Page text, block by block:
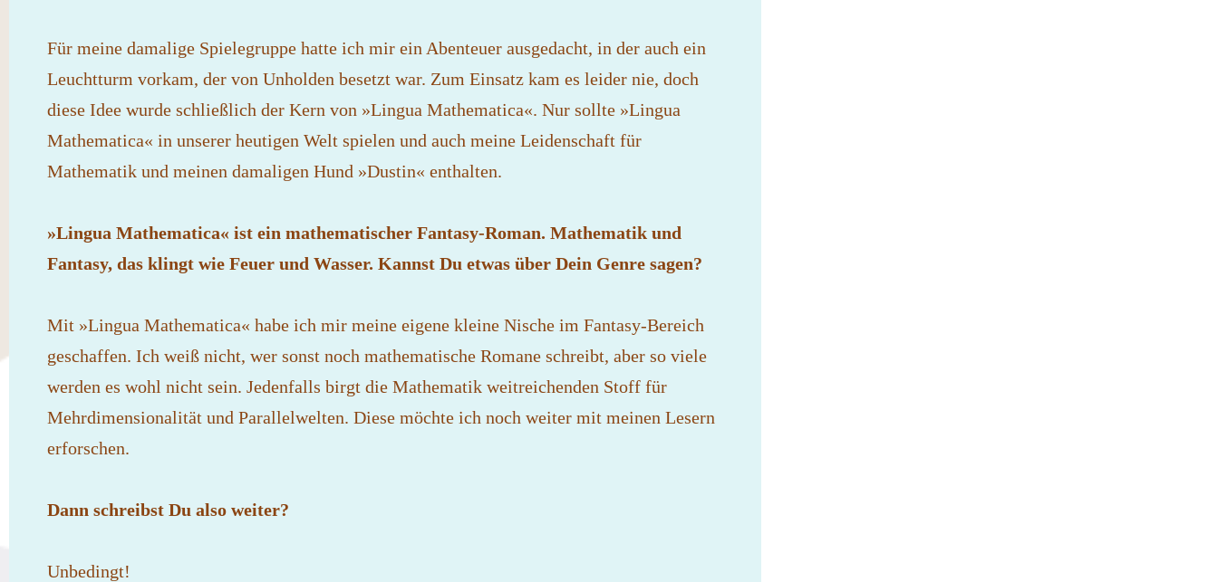
Für meine damalige Spielegruppe hatte ich mir ein Abenteuer ausgedacht, in der auch ein
Leuchtturm vorkam, der von Unholden besetzt war. Zum Einsatz kam es leider nie, doch
diese Idee wurde schließlich der Kern von »Lingua Mathematica«. Nur sollte »Lingua
Mathematica« in unserer heutigen Welt spielen und auch meine Leidenschaft für
Mathematik und meinen damaligen Hund »Dustin« enthalten.
»Lingua Mathematica« ist ein mathematischer Fantasy-Roman. Mathematik und
Fantasy, das klingt wie Feuer und Wasser. Kannst Du etwas über Dein Genre sagen?
Mit »Lingua Mathematica« habe ich mir meine eigene kleine Nische im Fantasy-Bereich
geschaffen. Ich weiß nicht, wer sonst noch mathematische Romane schreibt, aber so viele
werden es wohl nicht sein. Jedenfalls birgt die Mathematik weitreichenden Stoff für
Mehrdimensionalität und Parallelwelten. Diese möchte ich noch weiter mit meinen Lesern
erforschen.
Dann schreibst Du also weiter?
Unbedingt!